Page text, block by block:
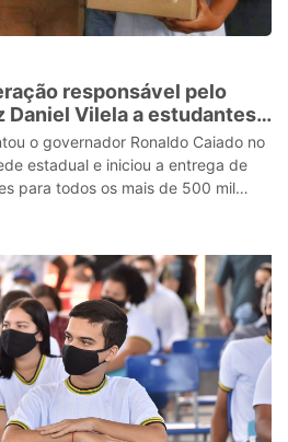
responsável pelo
Daniel Vilela a estudantes
o governador Ronaldo Caiado no
estadual e iniciou a entrega de
para todos os mais de 500 mil